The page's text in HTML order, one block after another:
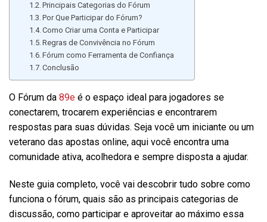
Principais Categorias do Fórum
Por Que Participar do Fórum?
Como Criar uma Conta e Participar
Regras de Convivência no Fórum
Fórum como Ferramenta de Confiança
Conclusão
O Fórum da 89e é o espaço ideal para jogadores se
conectarem, trocarem experiências e encontrarem
respostas para suas dúvidas. Seja você um iniciante ou um
veterano das apostas online, aqui você encontra uma
comunidade ativa, acolhedora e sempre disposta a ajudar.
Neste guia completo, você vai descobrir tudo sobre como
funciona o fórum, quais são as principais categorias de
discussão, como participar e aproveitar ao máximo essa